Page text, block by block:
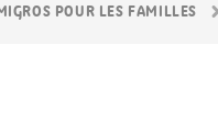
POUR LES FAMILLES